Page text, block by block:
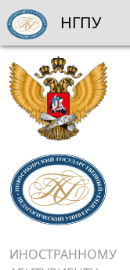
ИНОСТРАННОМУ
НГПУ